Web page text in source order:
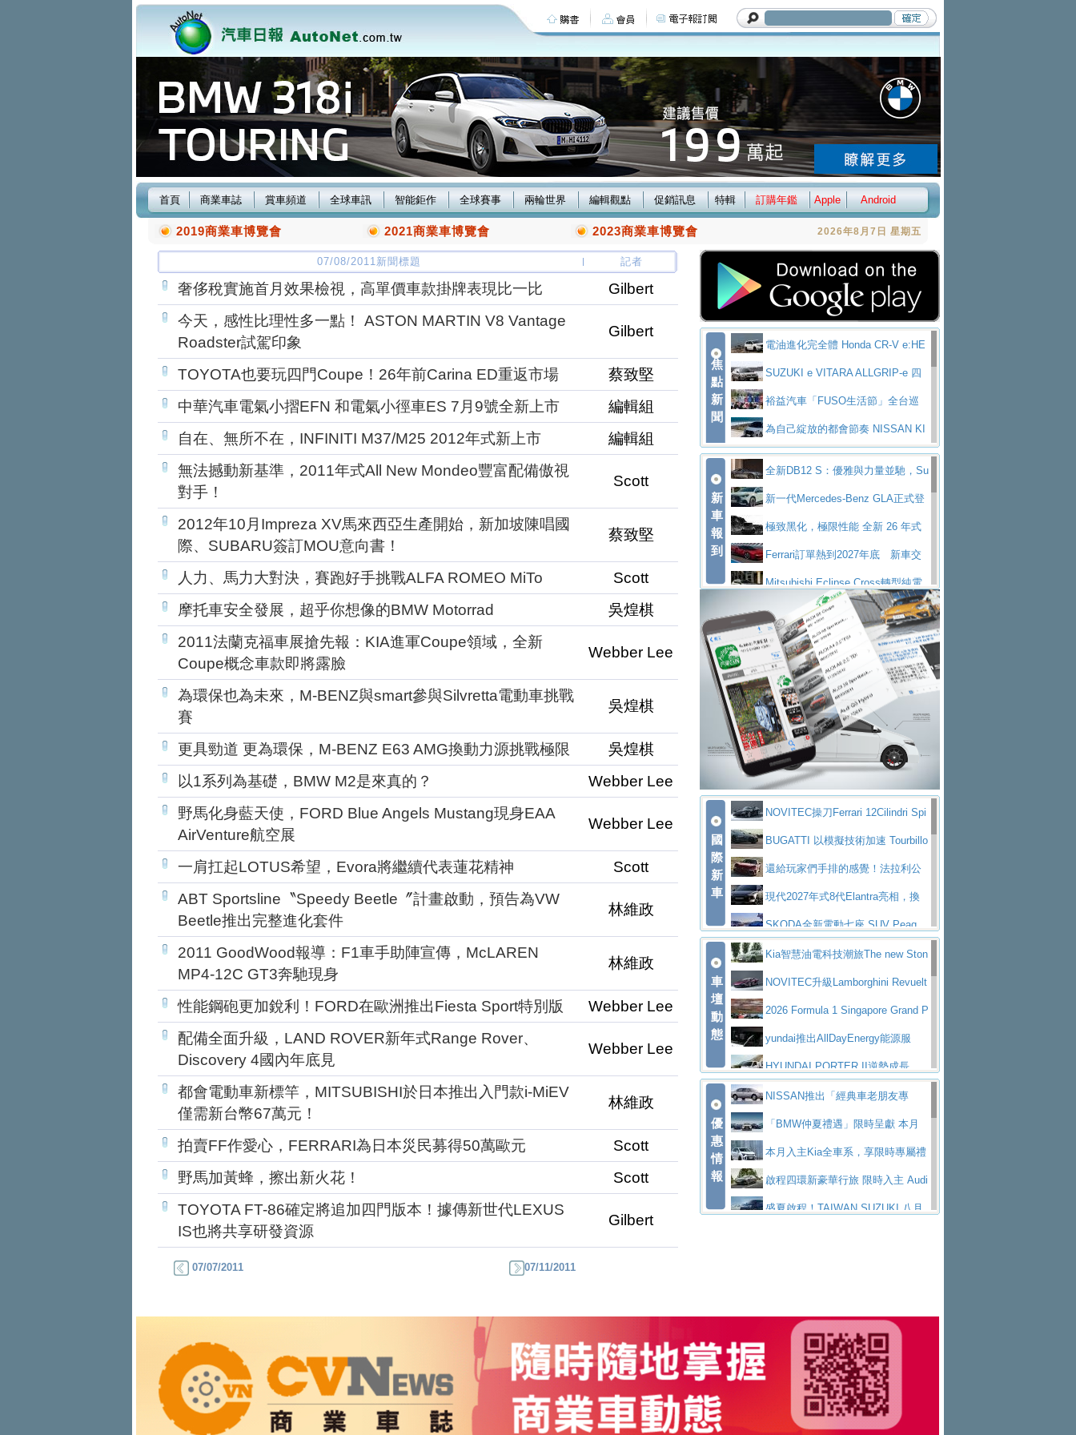
首頁 商業車誌 賞車頻道 全球車訊 智能鉅作 全球賽事 兩輪世界 編輯觀點 促銷訊息 特輯 訂購年鑑 Apple Android
2019商業車博覽會 2021商業車博覽會 2023商業車博覽會 2026年8月7日 星期五
07/08/2011新聞標題 記者
奢侈稅實施首月效果檢視，高單價車款掛牌表現比一比
Gilbert
今天，感性比理性多一點！ ASTON MARTIN V8 Vantage
Roadster試駕印象
Gilbert
TOYOTA也要玩四門Coupe！26年前Carina ED重返市場
蔡致堅
中華汽車電氣小摺EFN 和電氣小徑車ES 7月9號全新上市
編輯組
自在、無所不在，INFINITI M37/M25 2012年式新上市
編輯組
無法撼動新基準，2011年式All New Mondeo豐富配備傲視
對手！
Scott
2012年10月Impreza XV馬來西亞生產開始，新加坡陳唱國
際、SUBARU簽訂MOU意向書！
蔡致堅
人力、馬力大對決，賽跑好手挑戰ALFA ROMEO MiTo
Scott
摩托車安全發展，超乎你想像的BMW Motorrad
吳煌棋
2011法蘭克福車展搶先報：KIA進軍Coupe領域，全新
Coupe概念車款即將露臉
Webber Lee
為環保也為未來，M-BENZ與smart參與Silvretta電動車挑戰
賽
吳煌棋
更具勁道 更為環保，M-BENZ E63 AMG換動力源挑戰極限
吳煌棋
以1系列為基礎，BMW M2是來真的？
Webber Lee
野馬化身藍天使，FORD Blue Angels Mustang現身EAA
AirVenture航空展
Webber Lee
一肩扛起LOTUS希望，Evora將繼續代表蓮花精神
Scott
ABT Sportsline〝Speedy Beetle〞計畫啟動，預告為VW
Beetle推出完整進化套件
林維政
2011 GoodWood報導：F1車手助陣宣傳，McLAREN
MP4-12C GT3奔馳現身
林維政
性能鋼砲更加銳利！FORD在歐洲推出Fiesta Sport特別版
Webber Lee
配備全面升級，LAND ROVER新年式Range Rover、
Discovery 4國內年底見
Webber Lee
都會電動車新標竿，MITSUBISHI於日本推出入門款i-MiEV
僅需新台幣67萬元！
林維政
拍賣FF作愛心，FERRARI為日本災民募得50萬歐元
Scott
野馬加黃蜂，擦出新火花！
Scott
TOYOTA FT-86確定將追加四門版本！據傳新世代LEXUS
IS也將共享研發資源
Gilbert
07/07/2011 07/11/2011
焦
點
新
聞
電油進化完全體 Honda CR-V e:HE
V PrestigeSUZUKI e VITARA ALLGRIP-e 四
驅精神的純電新詮釋
裕益汽車「FUSO生活節」全台巡
迴 結合生活體驗、交通安全與購車優惠
為自己綻放的都會節奏 NISSAN KI
CKS SAKURA為品味獨具層峰買家打造的頂級座
駕，MAZDA CX-90 33T AWD Premium Ca
ptain Seat
EV
技的座駕! Ford Territory中型油電休旅
SO Super Great今日在台登場，結合先進安
ntis四品牌經銷權，全新多品牌旗艦展示中
心開幕啟用
屏東特搜大隊再添新利器 SITRAK
救助器材車買氣不衰、SUZUKI經銷商勇於開啟
全新大店，新北都鈴木占地500坪土城旗艦
展示中心開幕
2025第七屆ISUZU運轉職人挑戰賽
熱血登場 展現極致車技與專業職人精神
H2GP世界總決賽圓滿落幕 台灣團
隊表現精彩淨零減碳指標性應用 純電動水泥預
拌車 消防車除了滅火裝備還需要什麼？
一探SITRAK “準” 消防車的究竟
大益金龍初試啼聲，汽柴油5噸貨車
不是對手正宗年鑑2025年全球自動車年鑑1月
下旬問世！2024第六屆ISUZU運轉職人挑戰賽
首度前進南台灣熱烈開戰
豪華電能休旅新星 Audi Q4 Sportba
ck 55 e-tron S lineScania Taiwan 逆風而行，加深力
道投資布局
新
車
報
到
全新DB12 S：優雅與力量並馳，Su
per Tourer的顛峰之作
新一代Mercedes-Benz GLA正式登
場 續航最高657公里、支援320kW快充
極致黑化，極限性能 全新 26 年式
DEFENDER OCTA BLACK 限量登台
Ferrari訂單熱到2027年底 新車交
付至少得等一年以上
Mitsubishi Eclipse Cross轉型純電
休旅 87kWh電池續航超過600公里
全新BMW 318i Touring豪華旅行車
全台限量200台 進化現型
不等零關稅的紅利，Jeep品牌今日
起展開首批車交車
Volvo EX60 即將叩關，靜肅性、底
盤與數位介面搶先揭露
Audi Q9 將於 2026 年底上市 旗艦
大型 SUV 鎖定七人座豪華市場
BMW攜手漫威電影【蜘蛛人：重生
日】 Skoda 發表全新 Peaq 內裝：七人
座純電旗艦 SUV，行李廂最大可達 935 公
升
全新純電 Mercedes-Benz C 400 4
MATIC Electric 登場
奢華與科技大躍進，MAZDA全新3
代CX-5全方位進化提前亮相並展開預售94.9
萬起
馬自達公布 2027 年式 MX-5 更
新，新增 Yakudo 特別版
Skoda Peaq 發表全新電動動力系
統 最長續航逾 640 公里、支援雙向供電
BMW M2 首度導入 xDrive 四驅，
美國與瑞士需求成關鍵推手
The all-new T-Roc 魅力 自成焦點
Maserati GT2 Stradale「Tribute to
MC12」全球首度亮相
迎接 RANGE ROVER 品牌家族第
五位成員 全新 RANGE ROVER GT 預告登
場
造型華麗時尚、科技座艙再進化，P
eugeot 208小改款發表上市94.8萬起
國
際
新
車
NOVITEC操刀Ferrari 12Cilindri Spi
der 碳纖維空力、鍛造輪圈與Inconel排氣
上身
BUGATTI 以模擬技術加速 Tourbillo
n 動態開發還給玩家們手排的感覺！法拉利公
布12Cilidri Manaule手排超跑產品細節
現代2027年式8代Elantra亮相，換
裝更銳利的造型、更先進的資訊娛樂系統及
更高效的動力
SKODA全新電動七座 SUV Peaq
問世，擁有品牌史上最寬敞且豪華的座艙
AUDI推出首款高性能油電超跑Nuvo
lari，0到100公里加速2.6秒、極速350公里
／小時
百年三叉戟傳奇再啟程 Maserati 重
返 1000 Miglia 傳承競速榮耀
法拉利首款純電跑車Luce亮相，最
大馬力超過1000匹並具備530公里最大續航
里程
小車大空間、座艙科技更先進，SK
ODA發表全新純電跨界休旅Eipq祭平民化車
價89萬起
賓士AMG.EA專屬平台首作，Merc
edes-AMG 全新GT 4-Door Coupe全球首發
福斯推出首款GTI純電性能掀背ID.
Polo GTI，擁有226匹馬力和零百加速 6.8
秒的實力
Jaguar 公布四門 GT車款正式車名
為JAGUAR TYPE 01
終於跟上進度，LEXUS發表首款三
排六座純電旗艦休旅 TZ
有錢也買不到的Golf R！福斯打造
全新Golf R 24h賽車將挑戰紐柏林24小時耐
SKODA公布全新小型純電跨界休旅
上市
rismo概念車並公布所有相關資訊，未來將
是命名為EV8
BMW 旗艦房車7系列中期改款，外
觀煥然一新、內裝科技與電動車續航里程大
幅升級
借「東風」之力，HONDA推出中國
製造日本重新貼牌全新4代Insight純電動休
車
壇
動
態
Kia智慧油電科技潮旅The new Ston
ic 1-7月累計銷量創歷史新高
NOVITEC升級Lamborghini Revuelt
o 綜效輸出增至1,048匹
2026 Formula 1 Singapore Grand P
rix 新加坡大獎賽 Audi 極速之旅開放報名
yundai推出AllDayEnergy能源服
務 讓電動車化身行動儲能系統
HYUNDAI PORTER II逆勢成長，
勇奪中型貨車銷售冠軍
父親節霸氣獻禮！PGO 威力125 最
低入手價 $60,900 起 省油ｘ安全ｘ大空間
陪爸爸輕鬆
福斯商旅挺頭家 推出「德系質感 精
算圓夢」專案和運租車榮獲國家品牌玉山獎 以智
慧移動與綠能創新
Volvo Trucks 承諾成為高科技供應
鏈的可靠夥伴XFORCE攜手臺南祀典大天后宮 試
上半年成長113％
Subaru推動燃油、油電與純電車混
線生產 以彈性製造應對市場變化
魅力 自成焦點 胡宇威擔任 The all-
new T-Roc 品牌大使 攜手Volkswagen展現
匠心淬鍊展現世代躍進 ALL-NEW
MAZDA CX-5 延長保固禮遇限時實施
2026 Honda Motorcycle Cruiser 風
格騎士趴圓滿落幕 風格由你定義！一起騎
全台最速充電樁降臨桃園！ 華城電
優
惠
情
報
NISSAN推出「經典車老朋友專
案」 以匠人精神煥新珍品座駕
「BMW仲夏禮遇」限時呈獻 本月
入主即享尊榮豪華五星假期 多元優購方案
同步實施
本月入主Kia全車系，享限時專屬禮
遇 啟程四環新豪華行旅 限時入主 Audi
A6 旗艦陣容 低月付5,888元起及3 年乙式險
盛夏啟程！TAIWAN SUZUKI 八月
票
父親節再享SUBARU爸氣豪禮
PEUGEOT、CITROEN「EN ROU
TE！La Vie en Route｜法式日常，即刻啟
程」 全車系享 5 年
全能ZS翻玩新視界！全新27年式換
裝曜黑風格套件 含舊換新60萬內輕鬆入手
暑假購車趁現在！ PGO 全車系一
日限定賞車會 指定車款送3,000元加油卡
特斯拉掀充電價格戰 EVOASIS推
訂閱制假日最低5.25元會員優惠
Honda Motorcycle攜手築間餐飲集